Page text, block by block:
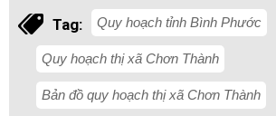
Tag: Quy hoạch tỉnh Bình Phước
Quy hoạch thị xã Chơn Thành
Bản đồ quy hoạch thị xã Chơn Thành